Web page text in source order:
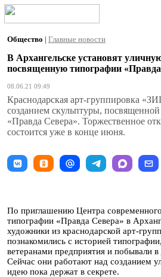
Общество | Главные новости
В Архангельске установят
посвященную типографии «Правда
08.06.21 09:49
Краснодарская арт-группировка
созданием скульптуры,
«Правда Севера». Торжественное
состоится уже в конце июня.
По приглашению Центра
типографии «Правда Севера» в
художники из краснодарской арт-
познакомились с историей
ветеранами предприятия и побывали
Сейчас они работают над созданием
идею пока держат в секрете.